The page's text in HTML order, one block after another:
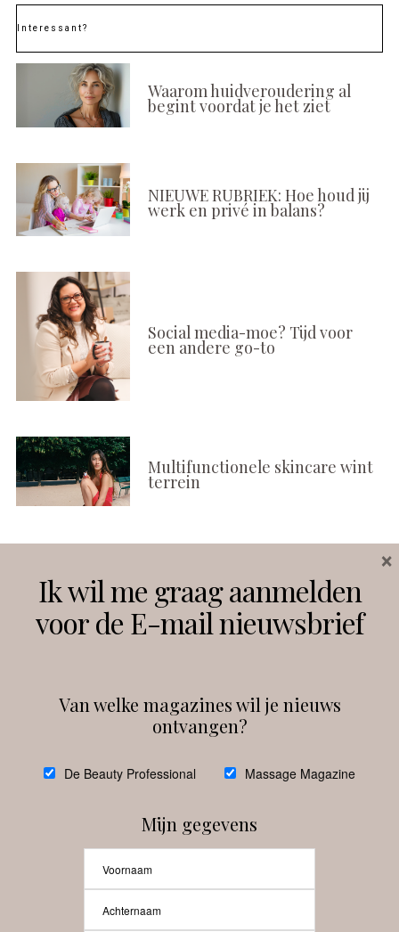
Interessant?
Waarom huidveroudering al
begint voordat je het ziet
NIEUWE RUBRIEK: Hoe houd jij
werk en privé in balans?
Social media-moe? Tijd voor
een andere go-to
Multifunctionele skincare wint
terrein
Instagram Facebook
debeautyprofessional
Ik wil me graag aanmelden
voor de E-mail nieuwsbrief
Van welke magazines wil je nieuws
ontvangen?
De Beauty Professional Massage Magazine
Mijn gegevens
×